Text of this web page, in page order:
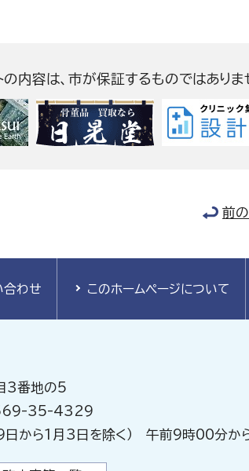
の内容は、市が保証するものではありま
前
合わせ このホームページについて
3番地の5
35-4329
日から1月3日を除く） 午前9時00分